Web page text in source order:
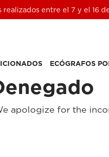
realizados entre el 7 y el 16
ECÓGRAFOS
apologize for the